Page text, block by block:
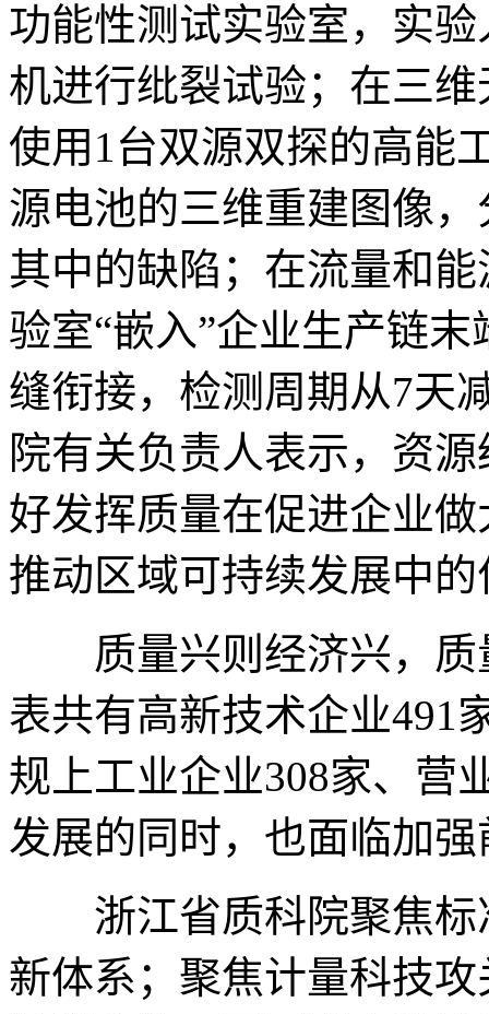
功能性测试实验室，实
机进行纰裂试验；在三
使用1台双源双探的高能
源电池的三维重建图像
其中的缺陷；在流量和
验室“嵌入”企业生产链
缝衔接，检测周期从7
院有关负责人表示，资
好发挥质量在促进企业
推动区域可持续发展中的
质量兴则经济兴，质
表共有高新技术企业491
规上工业企业308家、营
发展的同时，也面临加
浙江省质科院聚焦标
新体系；聚焦计量科技